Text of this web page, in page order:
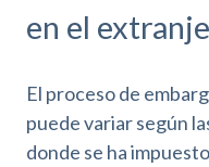
en el
El proceso de
puede variar según
donde se ha